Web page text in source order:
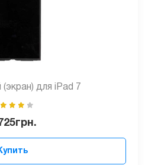
(экран) для iPad 7
грн.